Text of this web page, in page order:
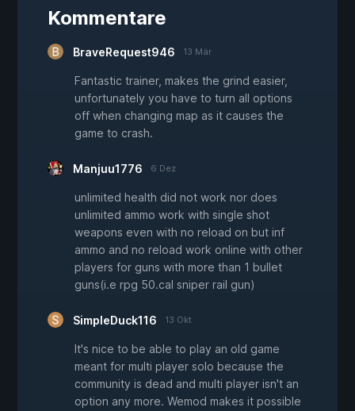
Kommentare
BraveRequest946 13 Mär
Fantastic trainer, makes the grind easier,
unfortunately you have to turn all options
off when changing map as it causes the
game to crash.
Manjuu1776 6 Dez
unlimited health did not work nor does
unlimited ammo work with single shot
weapons even with no reload on but inf
ammo and no reload work online with other
players for guns with more than 1 bullet
guns(i.e rpg 50.cal sniper rail gun)
SimpleDuck116 13 Okt
It's nice to be able to play an old game
meant for multi player solo because the
community is dead and multi player isn't an
option any more. Wemod makes it possible